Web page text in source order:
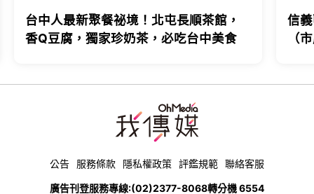
台中人最新聚餐祕境！北屯長順茶館，
香Q豆腐，獨家珍奶茶，必吃台中美食
信
（
公告 服務條款 隱私權政策 評鑑規範 聯絡客服
廣告刊登服務專線:(02)2377-8068轉分機 6554